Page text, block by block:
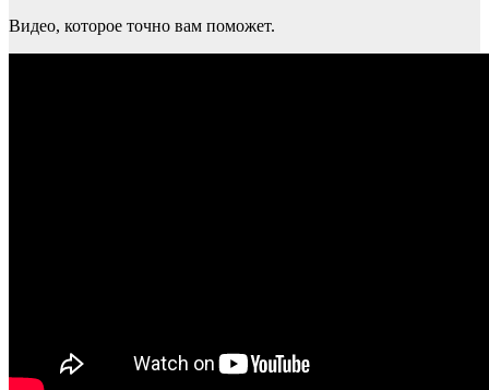
Видео, которое точно вам поможет.